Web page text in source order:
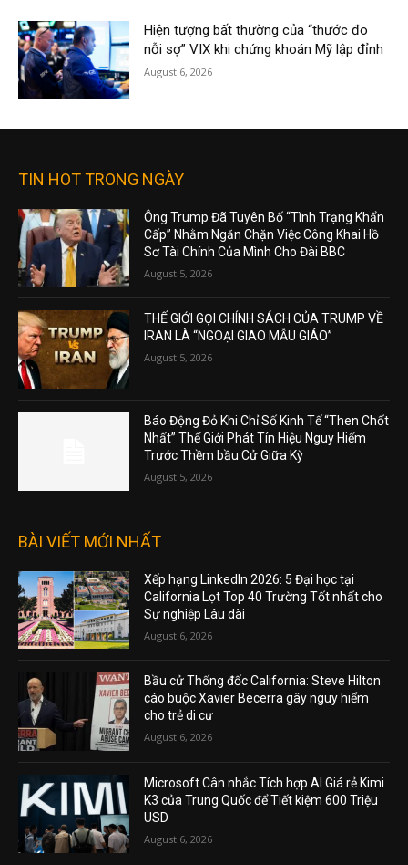
Hiện tượng bất thường của “thước đo
nỗi sợ” VIX khi chứng khoán Mỹ lập đỉnh
August 6, 2026
TIN HOT TRONG NGÀY
Ông Trump Đã Tuyên Bố “Tình Trạng Khẩn
Cấp” Nhằm Ngăn Chặn Việc Công Khai Hồ
Sơ Tài Chính Của Mình Cho Đài BBC
August 5, 2026
THẾ GIỚI GỌI CHÍNH SÁCH CỦA TRUMP VỀ
IRAN LÀ “NGOẠI GIAO MẪU GIÁO”
August 5, 2026
Báo Động Đỏ Khi Chỉ Số Kinh Tế “Then Chốt
Nhất” Thế Giới Phát Tín Hiệu Nguy Hiểm
Trước Thềm bầu Cử Giữa Kỳ
August 5, 2026
BÀI VIẾT MỚI NHẤT
Xếp hạng LinkedIn 2026: 5 Đại học tại
California Lọt Top 40 Trường Tốt nhất cho
Sự nghiệp Lâu dài
August 6, 2026
Bầu cử Thống đốc California: Steve Hilton
cáo buộc Xavier Becerra gây nguy hiểm
cho trẻ di cư
August 6, 2026
Microsoft Cân nhắc Tích hợp AI Giá rẻ Kimi
K3 của Trung Quốc để Tiết kiệm 600 Triệu
USD
August 6, 2026